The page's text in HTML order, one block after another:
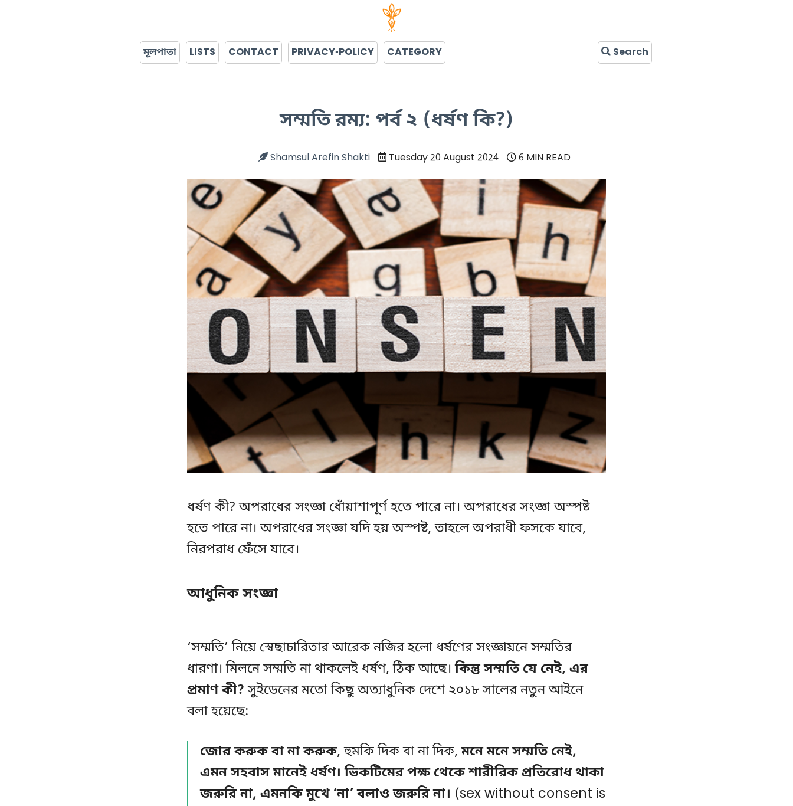
মূলপাতা LISTS CONTACT PRIVACY-POLICY CATEGORY Search
সম্মতি রম্য: পর্ব ২ (ধর্ষণ কি?)
Shamsul Arefin Shakti Tuesday 20 August 2024 6 MIN READ
ধর্ষণ কী? অপরাধের সংজ্ঞা ধোঁয়াশাপূর্ণ হতে পারে না। অপরাধের সংজ্ঞা অস্পষ্ট
হতে পারে না। অপরাধের সংজ্ঞা যদি হয় অস্পষ্ট, তাহলে অপরাধী ফসকে যাবে,
নিরপরাধ ফেঁসে যাবে।
আধুনিক সংজ্ঞা
‘সম্মতি’ নিয়ে স্বেছাচারিতার আরেক নজির হলো ধর্ষণের সংজ্ঞায়নে সম্মতির
ধারণা। মিলনে সম্মতি না থাকলেই ধর্ষণ, ঠিক আছে।কিন্তু সম্মতি যে নেই, এর
প্রমাণ কী? সুইডেনের মতো কিছু অত্যাধুনিক দেশে ২০১৮ সালের নতুন আইনে
বলা হয়েছে:
জোর করুক বা না করুক, হুমকি দিক বা না দিক,মনে মনে সম্মতি নেই,
এমন সহবাস মানেই ধর্ষণ। ভিকটিমের পক্ষ থেকে শারীরিক প্রতিরোধ থাকা
জরুরি না, এমনকি মুখে ‘না’ বলাও জরুরি না। (sex without consent is